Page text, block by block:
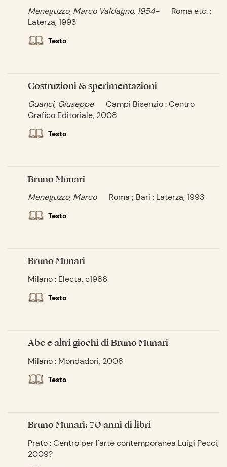
Meneguzzo, Marco Valdagno, 1954-
Roma etc. :
Laterza, 1993
Testo
Costruzioni & sperimentazioni
Guanci, Giuseppe
Campi Bisenzio : Centro
Grafico Editoriale, 2008
Testo
Bruno Munari
Meneguzzo, Marco Roma ; Bari : Laterza, 1993
Testo
Bruno Munari
Milano : Electa, c1986
Testo
Abc e altri giochi di Bruno Munari
Milano : Mondadori, 2008
Testo
Bruno Munari: 70 anni di libri
Prato : Centro per l'arte contemporanea Luigi Pecci,
2009?